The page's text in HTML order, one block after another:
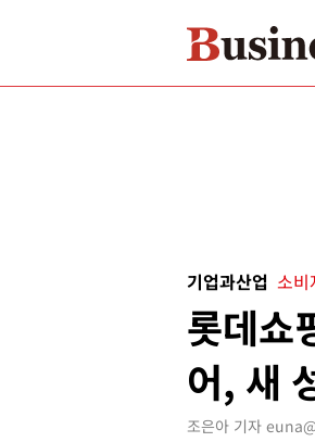
기업과산업 소비
롯데쇼
어, 새
조은아 기자